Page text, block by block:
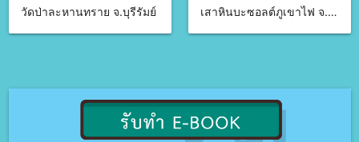
วัดป่าละหานทราย จ.บุรีรัมย์
เสาหินบะซอลต์ภูเขาไฟ จ.บุรีรัมย์